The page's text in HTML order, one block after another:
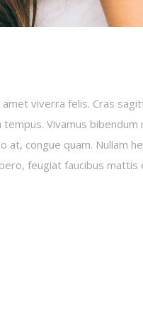
viverra felis. Cras
Vivamus
at, congue quam. Nullam
feugiat faucibus mattis